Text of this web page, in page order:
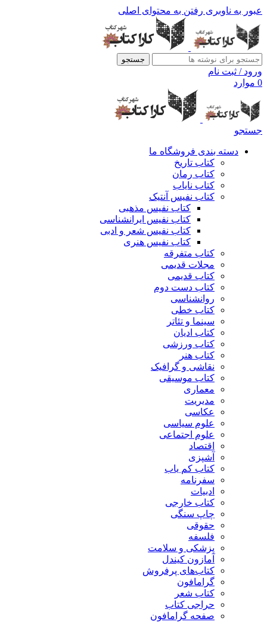
عبور به ناوبری رفتن به محتوای اصلی
جستجو
ورود / ثبت نام
0 موارد
جستجو
دسته بندی فروشگاه ما
کتاب تاریخ
کتاب رمان
کتاب نایاب
کتاب نفیس آنتیک
کتاب نفیس مذهبی
کتاب نفیس ایرانشناسی
کتاب نفیس شعر و ادبی
کتاب نفیس هنری
کتاب متفرقه
مجلات قدیمی
کتاب قدیمی
کتاب دست دوم
روانشناسی
کتاب خطی
سینما و تئاتر
کتاب ادیان
کتاب ورزشی
کتاب هنر
نقاشی و گرافیک
کتاب موسیقی
معماری
مدیریت
عکاسی
علوم سیاسی
علوم اجتماعی
اقتصاد
آشپزی
کتاب کم یاب
سفرنامه
ادبیات
کتاب خارجی
چاپ سنگی
حقوقی
فلسفه
پزشکی و سلامت
آمازون کیندل
کتاب‌های پرفروش
گرامافون
کتاب شعر
حراجی کتاب
صفحه گرامافون